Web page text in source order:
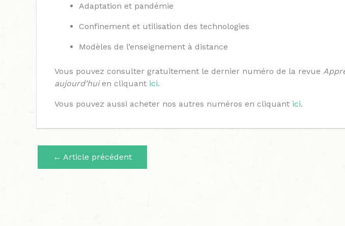
Adaptation et pandémie
Confinement et utilisation des technologies
Modèles de l’enseignement à distance
Vous pouvez consulter gratuitement le dernier numéro de la revue
aujourd’hui en cliquant ici.
Vous pouvez aussi acheter nos autres numéros en cliquant ici.
← Article précédent